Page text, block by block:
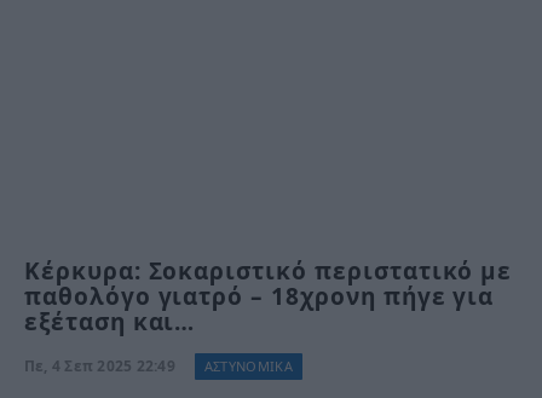
Κέρκυρα: Σοκαριστικό περιστατικό με
παθολόγο γιατρό – 18χρονη πήγε για
εξέταση και…
Πε, 4 Σεπ 2025 22:49 ΑΣΤΥΝΟΜΙΚΑ